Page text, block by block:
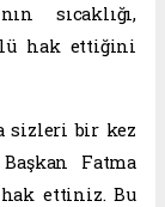
sıcaklığı,
hak ettiğini
sizleri bir kez
Fatma
ettiniz. Bu